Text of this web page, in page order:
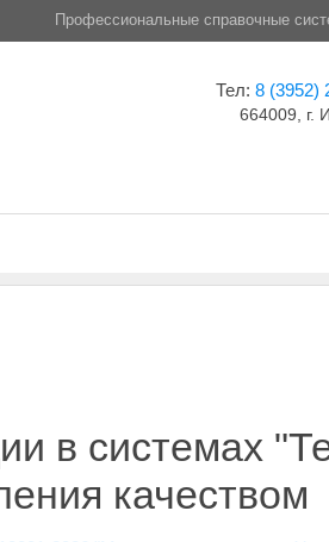
Профессиональные справочные
Тел: 8 (3952)
664009, г.
в системах
качеством